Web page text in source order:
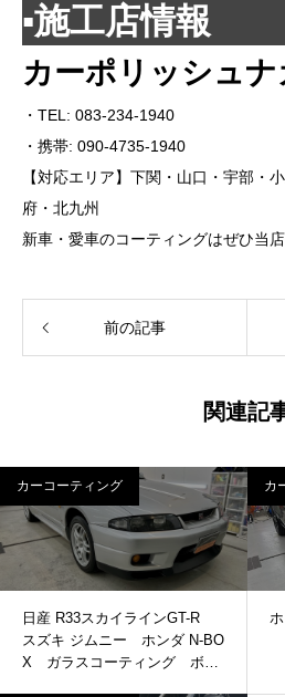
▪️施工店情報
カーポリッシュナ
・TEL: 083-234-1940
・携帯: 090-4735-1940
【対応エリア】下関・山口・宇部・
府・北九州
新車・愛車のコーティングはぜひ当
前の記事
関連記
カーコーティング
日産 R33スカイラインGT-R
スズキ ジムニー ホンダ N-BO
X ガラスコーティング ボデ
カ